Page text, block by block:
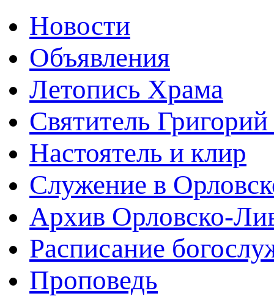
Новости
Объявления
Летопись Храма
Святитель
Настоятель и клир
Служение в
Архив Орловско-
Расписание
Проповедь